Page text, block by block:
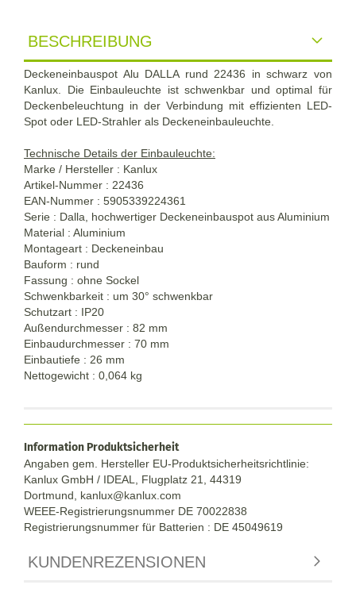
BESCHREIBUNG
Deckeneinbauspot Alu DALLA rund 22436 in schwarz von
Kanlux. Die Einbauleuchte ist schwenkbar und optimal für
Deckenbeleuchtung in der Verbindung mit effizienten LED-
Spot oder LED-Strahler als Deckeneinbauleuchte.
Technische Details der Einbauleuchte:
Marke / Hersteller : Kanlux
Artikel-Nummer : 22436
EAN-Nummer : 5905339224361
Serie : Dalla, hochwertiger Deckeneinbauspot aus Aluminium
Material : Aluminium
Montageart : Deckeneinbau
Bauform : rund
Fassung : ohne Sockel
Schwenkbarkeit : um 30° schwenkbar
Schutzart : IP20
Außendurchmesser : 82 mm
Einbaudurchmesser : 70 mm
Einbautiefe : 26 mm
Nettogewicht : 0,064 kg
Information Produktsicherheit
Angaben gem. Hersteller EU-Produktsicherheitsrichtlinie:
Kanlux GmbH / IDEAL, Flugplatz 21, 44319
Dortmund, kanlux@kanlux.com
WEEE-Registrierungsnummer DE 70022838
Registrierungsnummer für Batterien : DE 45049619
KUNDENREZENSIONEN